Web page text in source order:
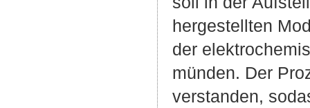
hergestellten
der
münden. Der
verstanden,